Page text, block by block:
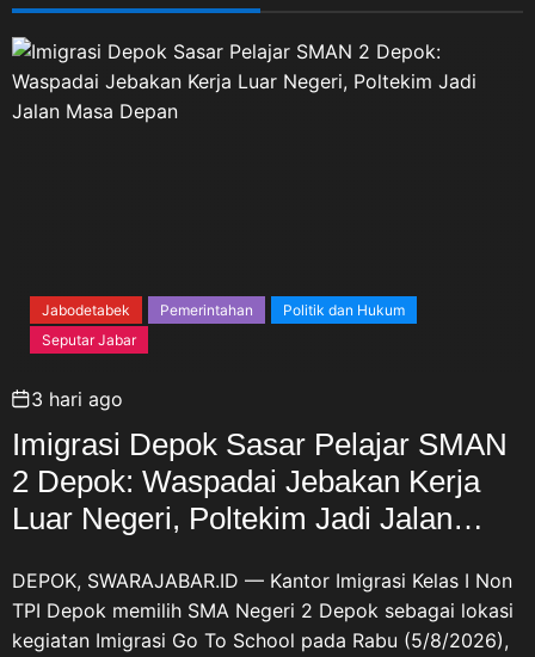
Jabodetabek Pemerintahan
Politik dan Hukum
Seputar Jabar
3 hari ago
Imigrasi Depok Sasar Pelajar SMAN
2 Depok: Waspadai Jebakan Kerja
Luar Negeri, Poltekim Jadi Jalan
DEPOK, SWARAJABAR.ID — Kantor Imigrasi Kelas I Non
TPI Depok memilih SMA Negeri 2 Depok sebagai lokasi
kegiatan Imigrasi Go To School pada Rabu (5/8/2026),